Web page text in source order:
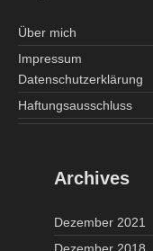
Über mich
Impressum
Datenschutzerklärung
Haftungsausschluss
Archives
Dezember 2021